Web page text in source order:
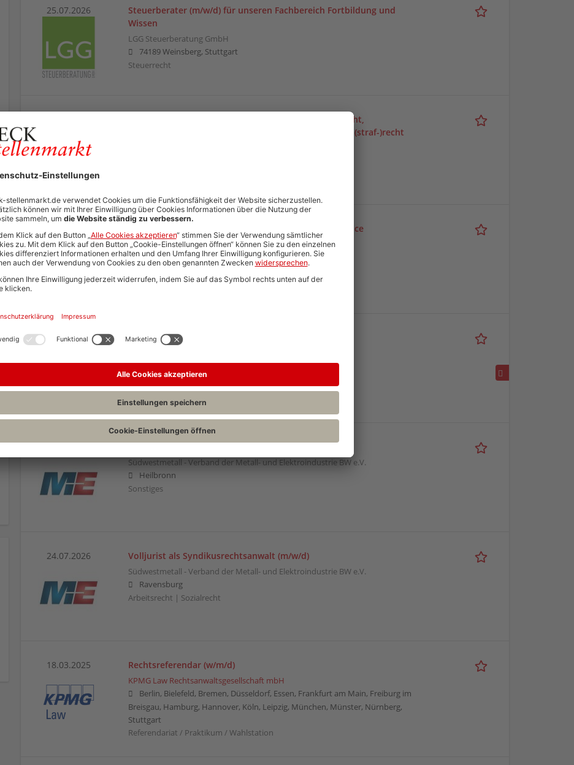
25.07.2026
Steuerberater (m/w/d) für unseren Fachbereich Fortbildung und
Wissen
LGG Steuerberatung GmbH
74189 Weinsberg, Stuttgart
Steuerrecht
Rechtsanwälte (m/w/d) im Bereich Wirtschaftsstrafrecht,
Außenwirtschaftsstrafrecht, Steuerstrafrecht und Zoll(straf-)recht
Referentin/Referent (m/w/d) für den Bereich Compliance
Universität Stuttgart
Stuttgart
24.07.2026 Syndikusrechtsanwalt / Volljurist (m/w/d)
Berlin, Bietigheim-Bissingen
Vertragsrecht | Wirtschaftsrecht (allgemein) | Zivilrecht
24.07.2026 Rechtsanwaltsfachangestellten (m/w/d)
Südwestmetall - Verband der Metall- und Elektroindustrie BW e.V.
Heilbronn
Sonstiges
24.07.2026 Volljurist als Syndikusrechtsanwalt (m/w/d)
Südwestmetall - Verband der Metall- und Elektroindustrie BW e.V.
Ravensburg
Arbeitsrecht | Sozialrecht
18.03.2025 Rechtsreferendar (w/m/d)
KPMG Law Rechtsanwaltsgesellschaft mbH
Berlin, Bielefeld, Bremen, Düsseldorf, Essen, Frankfurt am Main, Freiburg im
Breisgau, Hamburg, Hannover, Köln, Leipzig, München, Münster, Nürnberg,
Stuttgart
Referendariat / Praktikum / Wahlstation